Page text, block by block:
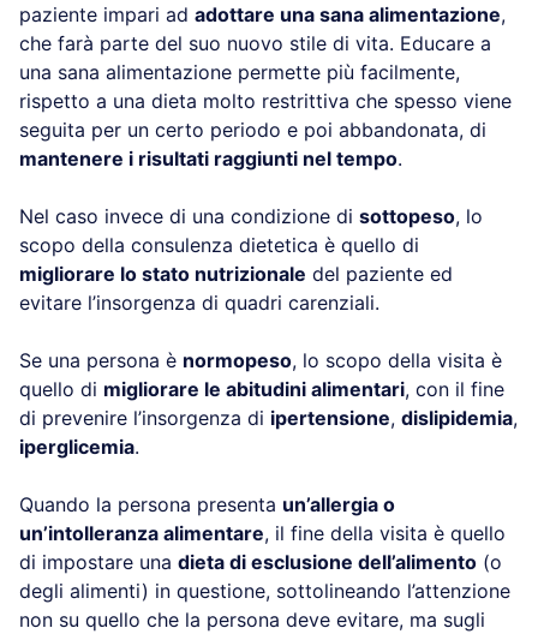
paziente impari ad adottare una sana alimentazione,
che farà parte del suo nuovo stile di vita. Educare a
una sana alimentazione permette più facilmente,
rispetto a una dieta molto restrittiva che spesso viene
seguita per un certo periodo e poi abbandonata, di
mantenere i risultati raggiunti nel tempo.
Nel caso invece di una condizione di sottopeso, lo
scopo della consulenza dietetica è quello di
migliorare lo stato nutrizionale del paziente ed
evitare l’insorgenza di quadri carenziali.
Se una persona è normopeso, lo scopo della visita è
quello di migliorare le abitudini alimentari, con il fine
di prevenire l’insorgenza di ipertensione, dislipidemia,
iperglicemia.
Quando la persona presenta un’allergia o
un’intolleranza alimentare, il fine della visita è quello
di impostare una dieta di esclusione dell’alimento (o
degli alimenti) in questione, sottolineando l’attenzione
non su quello che la persona deve evitare, ma sugli